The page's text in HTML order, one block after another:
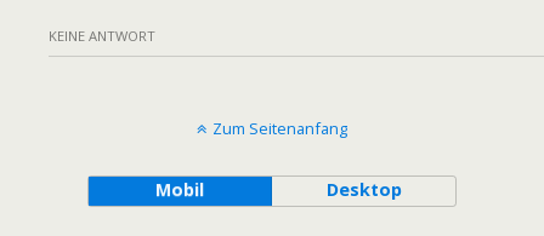
KEINE ANTWORT
Zum Seitenanfang
Mobil Desktop